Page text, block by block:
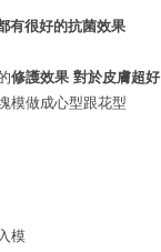
有很好的抗菌效果
修護效果 對於皮膚超好
模做成心型跟花型
模